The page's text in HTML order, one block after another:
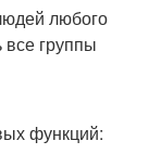
любого
все группы
функций: